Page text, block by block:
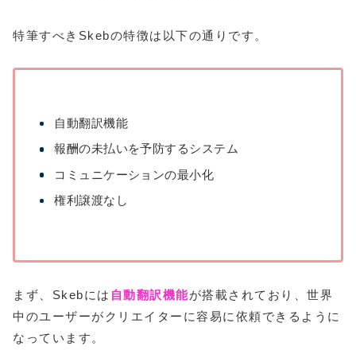
特筆すべきSkebの特徴は以下の通りです。
自動翻訳機能
報酬の未払いを予防するシステム
コミュニケーションの最小化
権利譲渡なし
まず、Skebには 自動翻訳機能が搭載されており、世界
中のユーザーがクリエイターに容易に依頼できるように
なっています。